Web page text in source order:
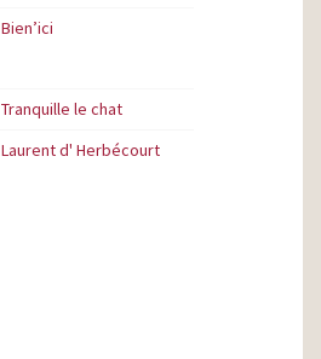
Bien’ici
Tranquille le chat
Laurent d' Herbécourt